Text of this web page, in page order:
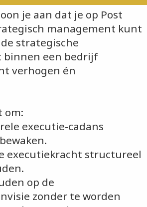
je aan dat je op Post
management kunt
strategische
binnen een bedrijf
verhogen én
om:
executie‑cadans
executiekracht structureel
op de
zonder te worden